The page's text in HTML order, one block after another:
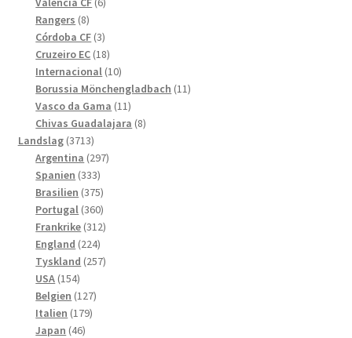
Rangers 88
produkter
Córdoba CF 33
produkter
Cruzeiro EC 1818
produkter
Internacional 1010
produkter
Borussia Mönchengladbach 1111
Vasco da Gama 1111
produkter
Chivas Guadalajara 88
Landslag 37133713
produkter
Argentina 297297
Spanien 333333
produkter
Brasilien 375375
produkter
Portugal 360360
produkter
Frankrike 312312
England 224224
produkter
Tyskland 257257
USA 154154
produkter
Belgien 127127
Italien 179179
Japan 4646